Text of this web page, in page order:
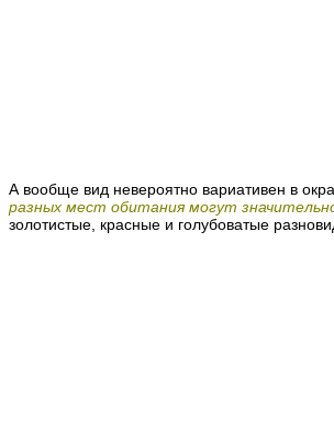
А вообще вид невероятно вариативен в
разных мест обитания могут
золотистые, красные и голубоватые